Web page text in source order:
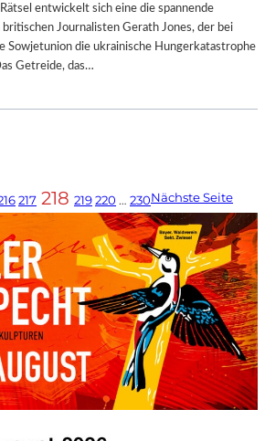
entwickelt sich eine die spannende
Journalisten Gerath Jones, der bei
Sowjetunion die ukrainische Hungerkatastrophe
Getreide, das…
217 218 219220 … 230Nächste Seite